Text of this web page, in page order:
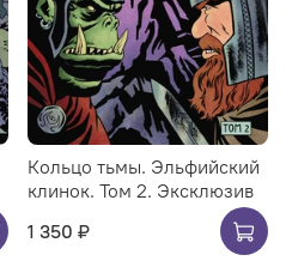
Кольцо тьмы. Эльфийский
клинок. Том 2. Эксклюзив
1 350 ₽